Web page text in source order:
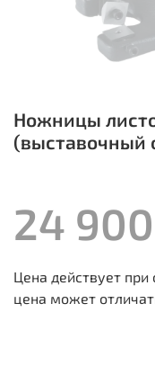
Ножницы
(выставочный
24